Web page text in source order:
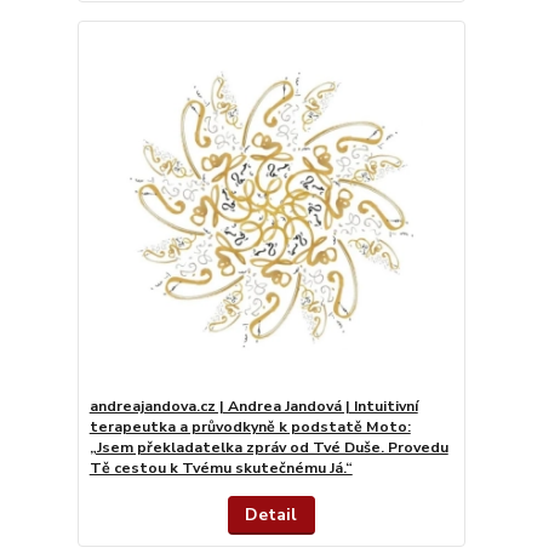
andreajandova.cz | Andrea Jandová | Intuitivní
terapeutka a průvodkyně k podstatě Moto:
„Jsem překladatelka zpráv od Tvé Duše. Provedu
Tě cestou k Tvému skutečnému Já.“
Detail